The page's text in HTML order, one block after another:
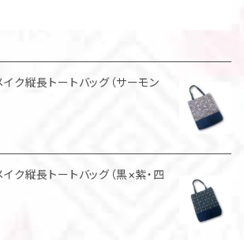
縦長トートバッグ（サーモン
縦長トートバッグ（黒×紫・四